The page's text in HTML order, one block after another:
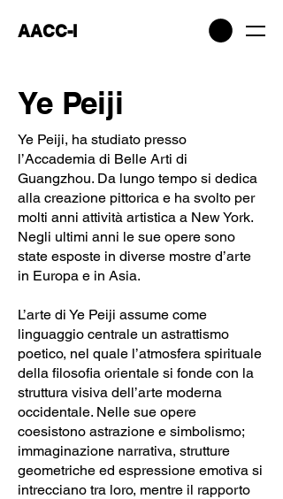
AACC-I
Ye Peiji
Ye Peiji, ha studiato presso
l’Accademia di Belle Arti di
Guangzhou. Da lungo tempo si dedica
alla creazione pittorica e ha svolto per
molti anni attività artistica a New York.
Negli ultimi anni le sue opere sono
state esposte in diverse mostre d’arte
in Europa e in Asia.
L’arte di Ye Peiji assume come
linguaggio centrale un astrattismo
poetico, nel quale l’atmosfera spirituale
della filosofia orientale si fonde con la
struttura visiva dell’arte moderna
occidentale. Nelle sue opere
coesistono astrazione e simbolismo;
immaginazione narrativa, strutture
geometriche ed espressione emotiva si
intrecciano tra loro, mentre il rapporto